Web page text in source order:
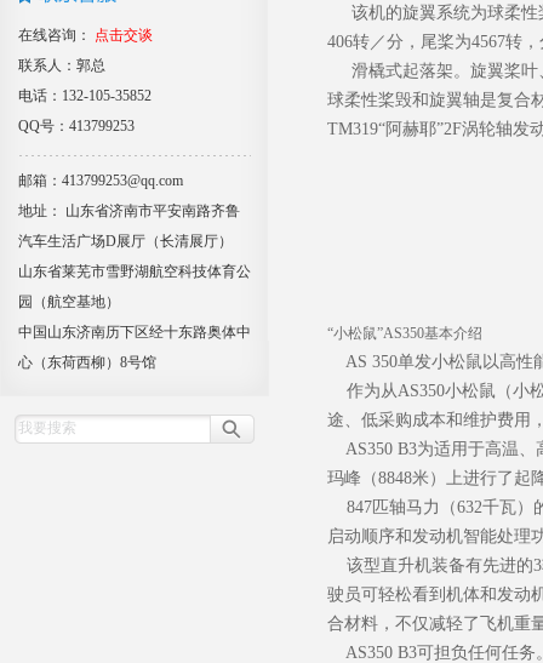
在线咨询：
点击交谈
联系人：郭总
电话：132-105-35852
QQ号：413799253
邮箱：413799253@qq.com
地址： 山东省济南市平安南路齐鲁
汽车生活广场D展厅（长清展厅）
山东省莱芜市雪野湖航空科技体育公
园（航空基地）
中国山东济南历下区经十东路奥体中
心（东荷西柳）8号馆
该机的旋翼系统为球柔性
406转／分，尾桨为4567转
滑橇式起落架。旋翼桨叶
球柔性桨毁和旋翼轴是复合
TM319“阿赫耶”2F涡轮轴发
“小松鼠”AS350基本介绍
AS 350单发小松鼠以高性
作为从AS350小松鼠（小
途、低采购成本和维护费用
AS350 B3为适用于高温、
玛峰（8848米）上进行了起
847匹轴马力（632千瓦）
启动顺序和发动机智能处理
该型直升机装备有先进的3
驶员可轻松看到机体和发动
合材料，不仅减轻了飞机重
AS350 B3可担负任何任务